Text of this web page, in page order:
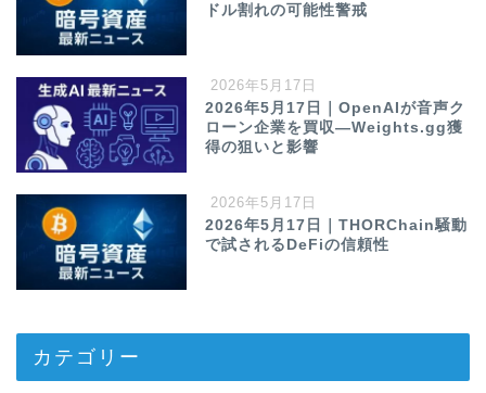
ドル割れの可能性警戒
2026年5月17日
2026年5月17日｜OpenAIが音声ク
ローン企業を買収—Weights.gg獲
得の狙いと影響
2026年5月17日
2026年5月17日｜THORChain騒動
で試されるDeFiの信頼性
カテゴリー